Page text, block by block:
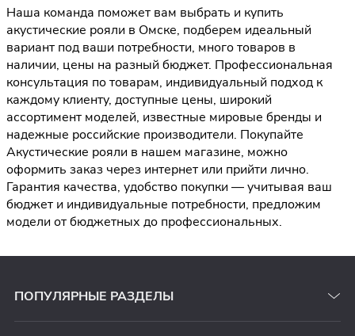
Наша команда поможет вам выбрать и купить
акустические рояли в Омске, подберем идеальный
вариант под ваши потребности, много товаров в
наличии, цены на разный бюджет. Профессиональная
консультация по товарам, индивидуальный подход к
каждому клиенту, доступные цены, широкий
ассортимент моделей, известные мировые бренды и
надежные российские производители. Покупайте
Акустические рояли в нашем магазине, можно
оформить заказ через интернет или прийти лично.
Гарантия качества, удобство покупки — учитывая ваш
бюджет и индивидуальные потребности, предложим
модели от бюджетных до профессиональных.
ПОПУЛЯРНЫЕ РАЗДЕЛЫ